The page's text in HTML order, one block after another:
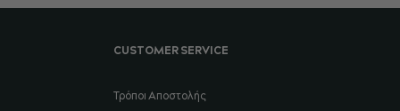
CUSTOMER SERVICE
Τρόποι Αποστολής